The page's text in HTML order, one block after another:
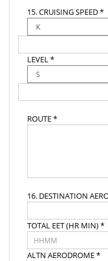
15. CRUISING SPEED *
LEVEL *
ROUTE *
16. DESTINATION
TOTAL EET (HR MIN) *
ALTN AERODROME *